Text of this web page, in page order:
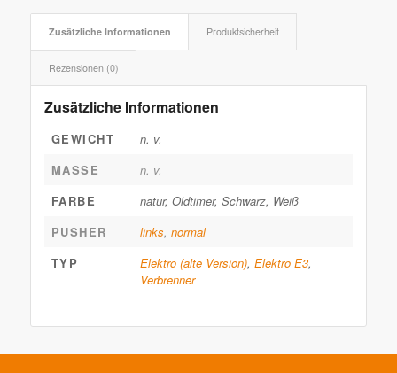
Zusätzliche Informationen Produktsicherheit
Rezensionen (0)
Zusätzliche Informationen
GEWICHT
n. v.
MASSE
n. v.
FARBE
natur, Oldtimer, Schwarz, Weiß
PUSHER
links, normal
TYP
Elektro (alte Version), Elektro E3,
Verbrenner